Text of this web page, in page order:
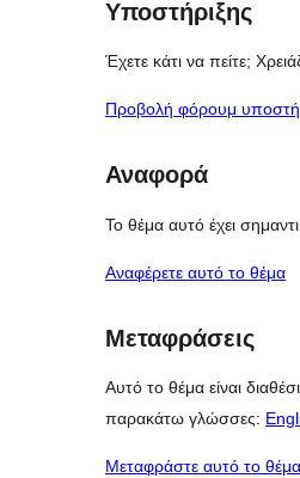
Υποστήριξης
Έχετε κάτι να πείτε;
Προβολή φόρουμ
Αναφορά
Το θέμα αυτό έχει
Αναφέρετε αυτό το θέμα
Μεταφράσεις
Αυτό το θέμα είναι
παρακάτω γλώσσες:
Μεταφράστε αυτό το θέμα